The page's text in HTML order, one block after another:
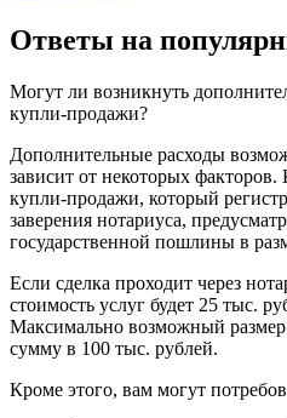
Ответы на
Могут ли возникнуть
купли-продажи?
Дополнительные расходы
зависит от некоторых
купли-продажи, который
заверения нотариуса,
государственной пошлины в
Если сделка проходит через
стоимость услуг будет 25 тыс.
Максимально возможный
сумму в 100 тыс. рублей.
Кроме этого, вам могут